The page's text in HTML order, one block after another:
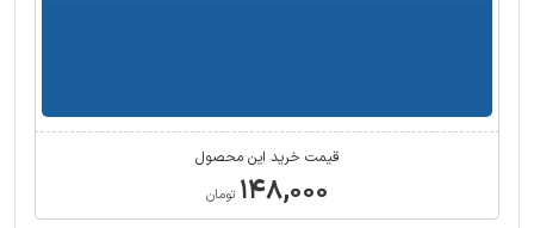
قیمت خرید این محصول
۱۴۸,۰۰۰ تومان